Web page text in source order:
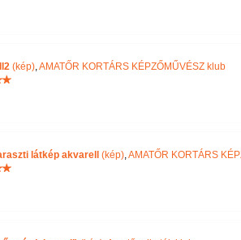
(kép),AMATŐR KORTÁRS KÉPZŐMŰVÉSZ klub
látkép akvarell (kép),AMATŐR KORTÁRS